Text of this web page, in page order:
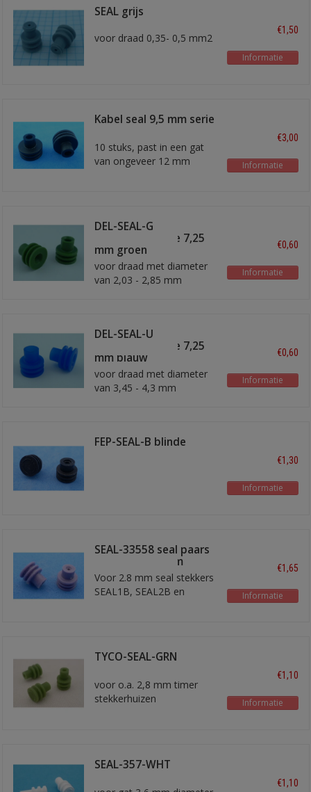
SEAL grijs
voor draad 0,35- 0,5 mm2
€1,50
Informatie
Kabel seal 9,5 mm serie
10 stuks, past in een gat
van ongeveer 12 mm
€3,00
Informatie
DEL-SEAL-G
afdichtrubbertje 7,25
mm groen
voor draad met diameter
van 2,03 - 2,85 mm
€0,60
Informatie
DEL-SEAL-U
afdichtrubbertje 7,25
mm blauw
voor draad met diameter
van 3,45 - 4,3 mm
€0,60
Informatie
FEP-SEAL-B blinde
€1,30
Informatie
SEAL-33558 seal paars
ongeveer 7,4 mm
Voor 2.8 mm seal stekkers
SEAL1B, SEAL2B en
€1,65
Informatie
TYCO-SEAL-GRN
voor o.a. 2,8 mm timer
stekkerhuizen
€1,10
Informatie
SEAL-357-WHT
€1,10